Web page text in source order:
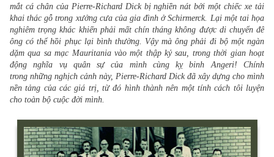
mắt cá chân của Pierre-Richard Dick bị nghiền nát bởi một chiếc xe tải
khai thác gỗ trong xưởng cưa của gia đình ở Schirmerck. Lại một tai họa
nghiêm trọng khác khiến phải mất chín tháng không được di chuyển để
ông có thể hồi phục lại bình thường. Vậy mà ông phải đi bộ một ngàn
dặm qua sa mạc Mauritania vào một thập kỷ sau, trong thời gian hoạt
động nghĩa vụ quân sự của mình cùng kỵ binh Angeri! Chính
trong những nghịch cảnh này, Pierre-Richard Dick đã xây dựng cho mình
nền tảng của các giá trị, từ đó hình thành nên một tính cách tôi luyện
cho toàn bộ cuộc đời mình.